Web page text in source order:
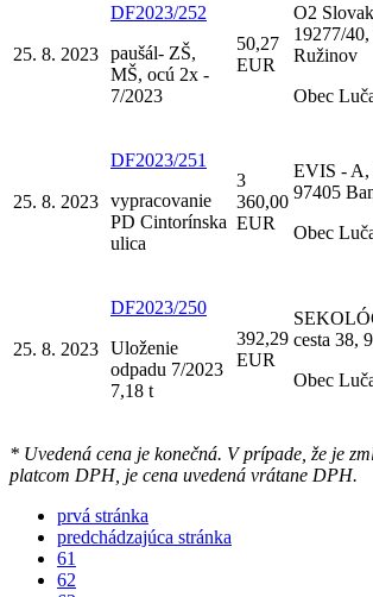
25. 8. 2023
DF2023/252
paušál- ZŠ,
MŠ, ocú 2x -
7/2023
50,27
EUR
O2
19277/
Ružinov
Obec
25. 8. 2023
DF2023/251
vypracovanie
PD Cintorínska
ulica
3
360,00
EUR
EVIS - A,
97405
Obec
25. 8. 2023
DF2023/250
Uloženie
odpadu 7/2023
7,18 t
392,29
EUR
cesta 38,
Obec
* Uvedená cena je konečná. V prípade, že je
platcom DPH, je cena uvedená vrátane DPH.
prvá stránka
predchádzajúca stránka
61
62